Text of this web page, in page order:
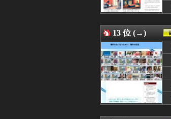
08/09 03:55
08/09 03:00
08/09 01:57
08/09 01:46
08/09 01:00
08/09 00:48
08/09 00:31
08/09 00:00
08/08 23:46
08/08 23:40
08/08 23:20
08/08 23:11
13 位 (→)